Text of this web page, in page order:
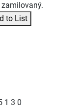
to List
1 3 0